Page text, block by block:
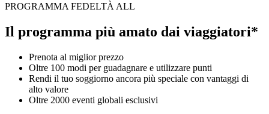
PROGRAMMA FEDELTÀ ALL
Il programma più amato dai viaggiatori*
Prenota al miglior prezzo
Oltre 100 modi per guadagnare e utilizzare punti
Rendi il tuo soggiorno ancora più speciale con vantaggi di
alto valore
Oltre 2000 eventi globali esclusivi